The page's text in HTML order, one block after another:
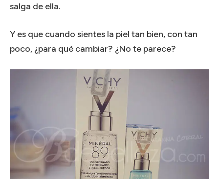
salga de ella.
Y es que cuando sientes la piel tan bien, con tan
poco, ¿para qué cambiar? ¿No te parece?